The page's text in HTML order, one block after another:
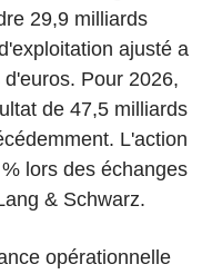
29,9 milliards
ajusté a
Pour 2026,
de 47,5 milliards
L'action
lors des échanges
& Schwarz.
opérationnelle